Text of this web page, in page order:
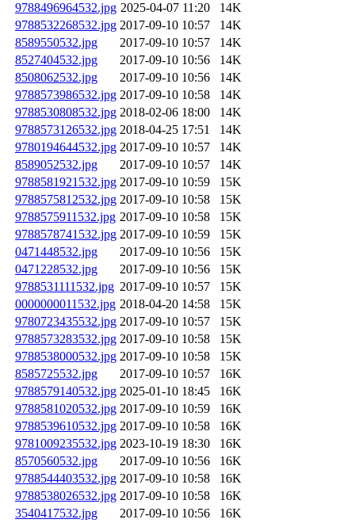
9788496964532.jpg 2025-04-07 11:20
14K
9788532268532.jpg 2017-09-10 10:57
14K
8589550532.jpg
2017-09-10 10:57
14K
8527404532.jpg
2017-09-10 10:56
14K
8508062532.jpg
2017-09-10 10:56
14K
9788573986532.jpg 2017-09-10 10:58
14K
9788530808532.jpg 2018-02-06 18:00
14K
9788573126532.jpg 2018-04-25 17:51
14K
9780194644532.jpg 2017-09-10 10:57
14K
8589052532.jpg
2017-09-10 10:57
14K
9788581921532.jpg 2017-09-10 10:59
15K
9788575812532.jpg 2017-09-10 10:58
15K
9788575911532.jpg 2017-09-10 10:58
15K
9788578741532.jpg 2017-09-10 10:59
15K
0471448532.jpg
2017-09-10 10:56
15K
0471228532.jpg
2017-09-10 10:56
15K
9788531111532.jpg 2017-09-10 10:57
15K
0000000011532.jpg 2018-04-20 14:58
15K
9780723435532.jpg 2017-09-10 10:57
15K
9788573283532.jpg 2017-09-10 10:58
15K
9788538000532.jpg 2017-09-10 10:58
15K
8585725532.jpg
2017-09-10 10:57
16K
9788579140532.jpg 2025-01-10 18:45
16K
9788581020532.jpg 2017-09-10 10:59
16K
9788539610532.jpg 2017-09-10 10:58
16K
9781009235532.jpg 2023-10-19 18:30
16K
8570560532.jpg
2017-09-10 10:56
16K
9788544403532.jpg 2017-09-10 10:58
16K
9788538026532.jpg 2017-09-10 10:58
16K
3540417532.jpg
2017-09-10 10:56
16K